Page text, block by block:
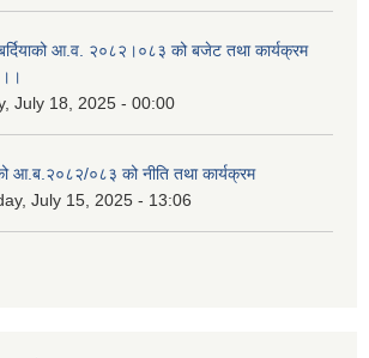
बर्दियाको आ.व. २०८२।०८३ को बजेट तथा कार्यक्रम
।।
July 18, 2025 - 00:00
आ.ब.२०८२/०८३ को नीति तथा कार्यक्रम
July 15, 2025 - 13:06